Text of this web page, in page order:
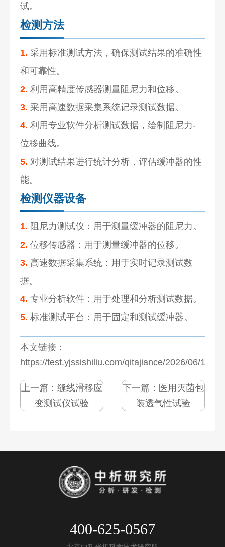
试。
检测方法
1. 采用标准测试方法，确保测试结果的准确性
和可靠性。
2. 利用高精度传感器测量阻尼力和位移。
3. 采用高速数据采集系统记录测试数据。
4. 利用专业软件分析测试数据，绘制阻尼力-
位移曲线。
5. 对测试结果进行统计分析，评估缓冲器的性
能。
检测仪器设备
1. 阻尼力测试仪：用于测量缓冲器的阻尼力。
2. 位移传感器：用于测量缓冲器的位移。
3. 高速数据采集系统：用于实时记录测试数
据。
4. 专业分析软件：用于处理和分析测试数据。
5. 标准测试平台：用于固定和测试缓冲器。
本文链接：
https://test.yjssishiliu.com/qitajiance/2026/06/
上一篇： 缝线滑移应
变测试仪试验
下一篇： 医用灭菌包
装透气性试验
400-625-0567